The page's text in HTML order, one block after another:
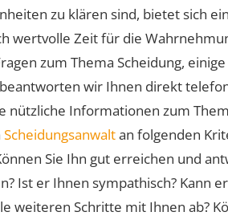
zu klären sind, bietet sich
wertvolle Zeit für die
zum Thema Scheidung,
wir Ihnen direkt
nützliche Informationen zum
Scheidungsanwaltan folgenden
Sie Ihn gut erreichen und
Ist er Ihnen sympathisch? Kann
weiteren Schritte mit Ihnen ab?